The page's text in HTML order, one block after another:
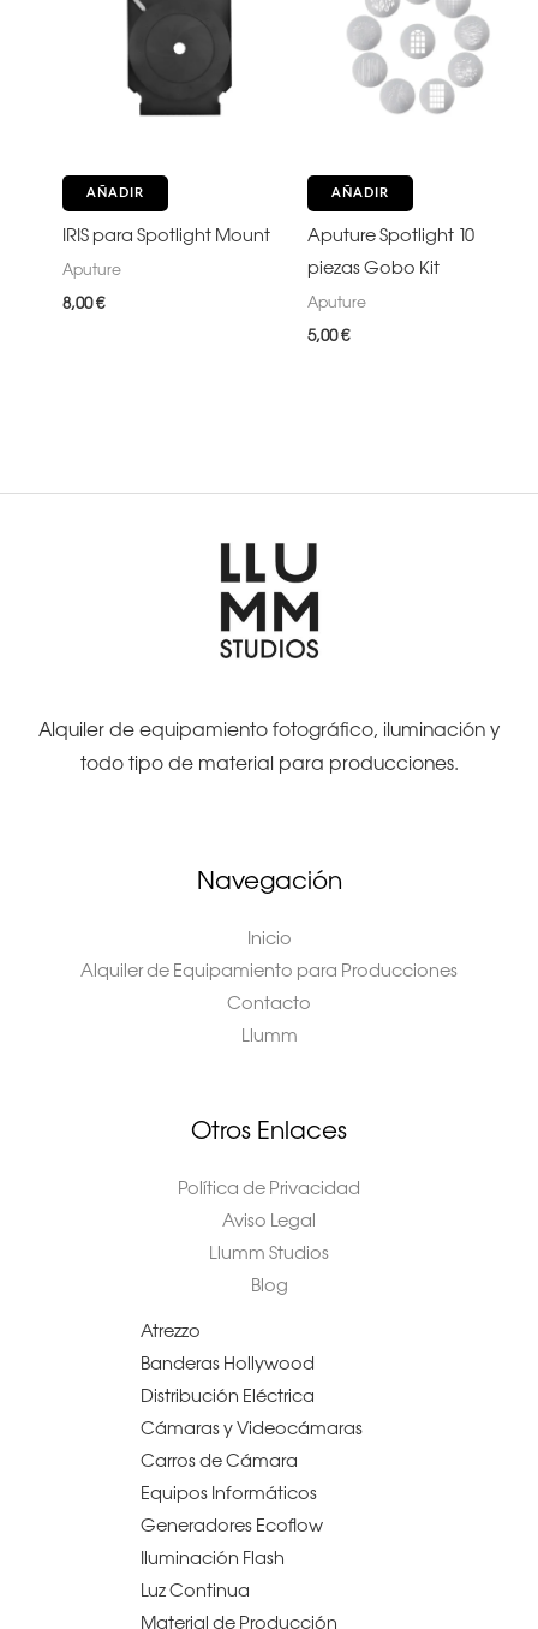
AÑADIR
IRIS para Spotlight Mount
Aputure
8,00€
AÑADIR
Aputure Spotlight 10
piezas Gobo Kit
Aputure
5,00€
Alquiler de equipamiento fotográfico, iluminación y
todo tipo de material para producciones.
Navegación
Inicio
Alquiler de Equipamiento para Producciones
Contacto
Llumm
Otros Enlaces
Política de Privacidad
Aviso Legal
Llumm Studios
Blog
Atrezzo
Banderas Hollywood
Distribución Eléctrica
Cámaras y Videocámaras
Carros de Cámara
Equipos Informáticos
Generadores Ecoflow
Iluminación Flash
Luz Continua
Material de Producción